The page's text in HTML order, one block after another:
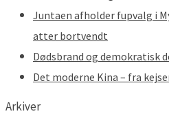
Juntaen afholder fupvalg i
atter bortvendt
Dødsbrand og demokratisk
Det moderne Kina – fra
Arkiver